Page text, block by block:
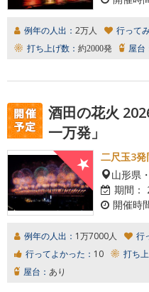
例年の人出： 2万人 行って
打ち上げ数： 約2000発 屋台
酒田の花火
一万発」
二尺玉3
山形県
期間：
開催時
例年の人出： 1万7000人 行
行ってよかった： 10 打ち上
屋台： あり